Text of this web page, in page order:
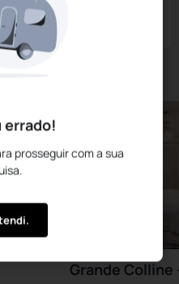
errado!
prosseguir com a sua
1
Quartos
1
Hóspedes
Grande